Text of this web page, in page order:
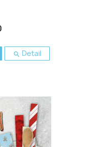
 Detail